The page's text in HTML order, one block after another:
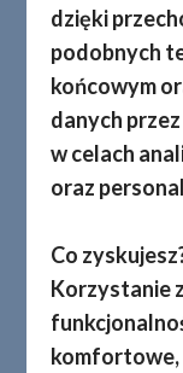
dzięki
podobnych
końcowym
danych
w celach
oraz
Co
Korzystanie
komfortowe,
kierunków
procesy
prawa
standardy,
wskazówki
realizacji